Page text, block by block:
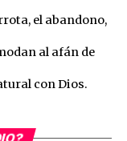
el abandono,
al afán de
con Dios.